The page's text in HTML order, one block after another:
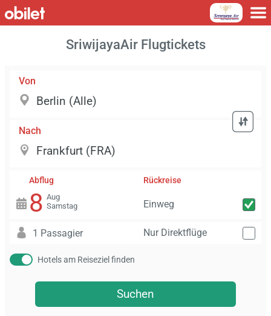
SriwijayaAir Flugtickets
Von
Nach
Abflug
8 Aug
Samstag
Rückreise
Einweg
1 Passagier Nur Direktflüge
Hotels am Reiseziel finden
Suchen